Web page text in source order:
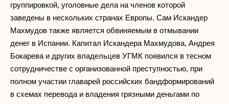
группировкой, уголовные дела на членов которой
заведены в нескольких странах Европы. Сам Искандер
Махмудов также является обвиняемым в отмывании
денег в Испании. Капитал Искандера Махмудова, Андрея
Бокарева и других владельцев УГМК появился в тесном
сотрудничестве с организованной преступностью, при
полном участии главарей российских бандформирований
в схемах перевода и владения грязными деньгами по